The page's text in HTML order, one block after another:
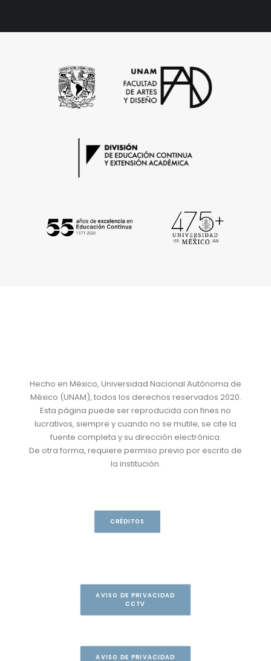
Hecho en México, Universidad Nacional Autónoma de
México (UNAM), todos los derechos reservados 2020.
Esta página puede ser reproducida con fines no
lucrativos, siempre y cuando no se mutile, se cite la
fuente completa y su dirección electrónica.
De otra forma, requiere permiso previo por escrito de
la institución.
CRÉDITOS
AVISO DE PRIVACIDAD
CCTV
AVISO DE PRIVACIDAD